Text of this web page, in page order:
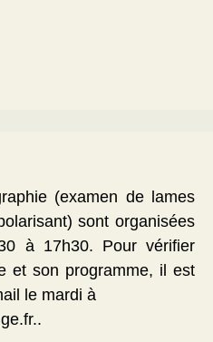
(examen de lames
sont organisées
à 17h30. Pour vérifier
et son programme, il est
le mardi à